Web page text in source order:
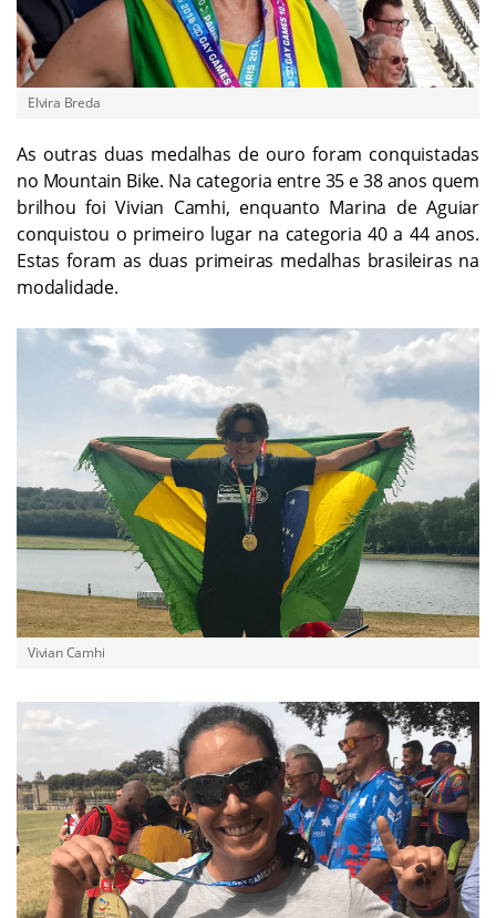
Elvira Breda
As outras duas medalhas de ouro foram conquistadas
no Mountain Bike. Na categoria entre 35 e 38 anos quem
brilhou foi Vivian Camhi, enquanto Marina de Aguiar
conquistou o primeiro lugar na categoria 40 a 44 anos.
Estas foram as duas primeiras medalhas brasileiras na
modalidade.
Vivian Camhi